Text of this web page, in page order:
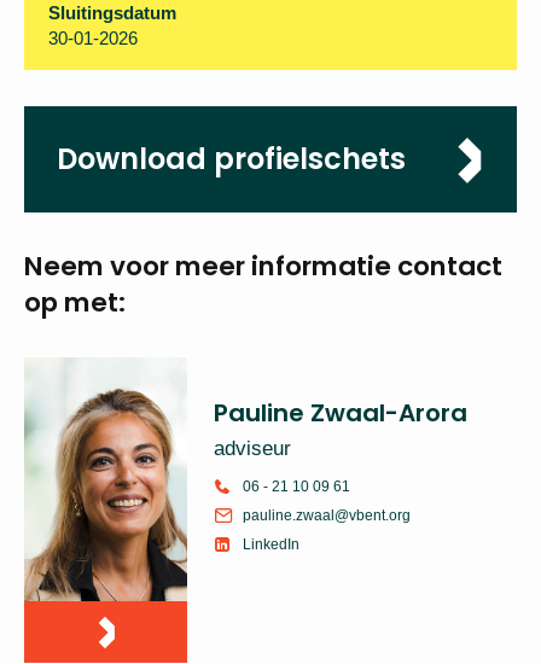
Sluitingsdatum
30-01-2026
Download profielschets
Neem voor meerinformatie contact
op met:
Pauline Zwaal-Arora
adviseur
06 - 21 10 09 61
pauline.zwaal@vbent.org
LinkedIn